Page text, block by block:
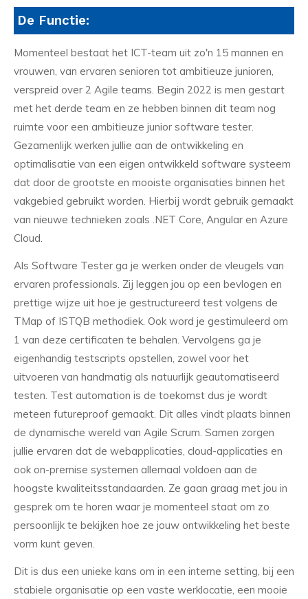
De Functie:
Momenteel bestaat het ICT-team uit zo'n 15 mannen en
vrouwen, van ervaren senioren tot ambitieuze junioren,
verspreid over 2 Agile teams. Begin 2022 is men gestart
met het derde team en ze hebben binnen dit team nog
ruimte voor een ambitieuze junior software tester.
Gezamenlijk werken jullie aan de ontwikkeling en
optimalisatie van een eigen ontwikkeld software systeem
dat door de grootste en mooiste organisaties binnen het
vakgebied gebruikt worden. Hierbij wordt gebruik gemaakt
van nieuwe technieken zoals .NET Core, Angular en Azure
Cloud.
Als Software Tester ga je werken onder de vleugels van
ervaren professionals. Zij leggen jou op een bevlogen en
prettige wijze uit hoe je gestructureerd test volgens de
TMap of ISTQB methodiek. Ook word je gestimuleerd om
1 van deze certificaten te behalen. Vervolgens ga je
eigenhandig testscripts opstellen, zowel voor het
uitvoeren van handmatig als natuurlijk geautomatiseerd
testen. Test automation is de toekomst dus je wordt
meteen futureproof gemaakt. Dit alles vindt plaats binnen
de dynamische wereld van Agile Scrum. Samen zorgen
jullie ervaren dat de webapplicaties, cloud-applicaties en
ook on-premise systemen allemaal voldoen aan de
hoogste kwaliteitsstandaarden. Ze gaan graag met jou in
gesprek om te horen waar je momenteel staat om zo
persoonlijk te bekijken hoe ze jouw ontwikkeling het beste
vorm kunt geven.
Dit is dus een unieke kans om in een interne setting, bij een
stabiele organisatie op een vaste werklocatie, een mooie